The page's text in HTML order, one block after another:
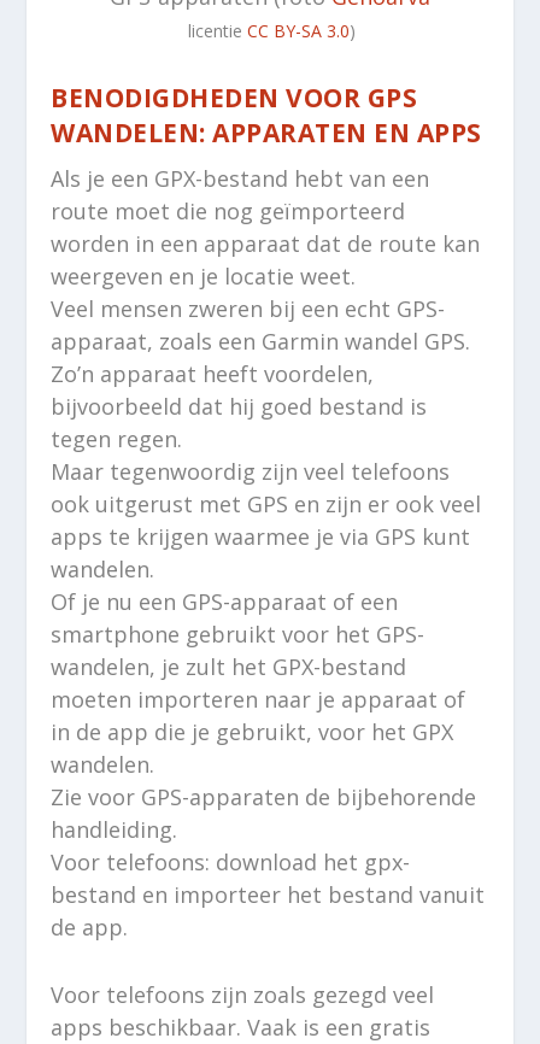
licentie CC BY-SA 3.0)
BENODIGDHEDEN VOOR GPS
WANDELEN: APPARATEN EN APPS
Als je een GPX-bestand hebt van een
route moet die nog geïmporteerd
worden in een apparaat dat de route kan
weergeven en je locatie weet.
Veel mensen zweren bij een echt GPS-
apparaat, zoals een Garmin wandel GPS.
Zo’n apparaat heeft voordelen,
bijvoorbeeld dat hij goed bestand is
tegen regen.
Maar tegenwoordig zijn veel telefoons
ook uitgerust met GPS en zijn er ook veel
apps te krijgen waarmee je via GPS kunt
wandelen.
Of je nu een GPS-apparaat of een
smartphone gebruikt voor het GPS-
wandelen, je zult het GPX-bestand
moeten importeren naar je apparaat of
in de app die je gebruikt, voor het GPX
wandelen.
Zie voor GPS-apparaten de bijbehorende
handleiding.
Voor telefoons: download het gpx-
bestand en importeer het bestand vanuit
de app.
Voor telefoons zijn zoals gezegd veel
apps beschikbaar. Vaak is een gratis